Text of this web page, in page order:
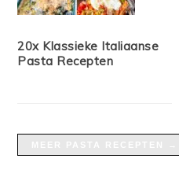
20x Klassieke Italiaanse
Pasta Recepten